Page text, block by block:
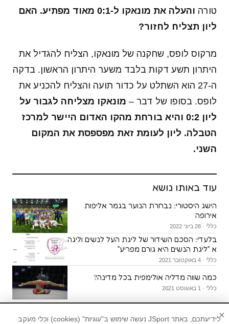
טורה
והעלה את מונאקו ל-0:1 מאוד מפתיע. האם
ליון תצליח לחזור?
מרקוס לופס, שחקנה של מונאקו, הצליח להגדיל את
היתרון תשע דקות בלבד משער היתרון הראשון. בדקה
ה-27 הוא השתלט על כדור תועה והצליח להכניע את
לופס. בסופו של דבר – מונאקו מצליחה לגבור על
ליון 0:2 והיא בורחת מהקו האדום היישר למרכז
הטבלה. ליון לעומת זאת מפספסת את המקום
השני.
עוד באותו נושא
הישג היסטורי: נבחרת הנוער בגמר אליפות
אירופה
כללי · 28 ביוני 2022
בלעדי: הסכם השידור של ליגת העל לנשים וליגה
א ״ליגת הנשים היא גורם מפריע״
כללי · 4 באוקטובר 2021
כמה שווה מדליה אולימפית בכל מדינה?
כללי · 1 באוגוסט 2021
× לידיעתכם, באתר JSport נעשה שימוש ב"עוגיות" (cookies) וכלי מעקב